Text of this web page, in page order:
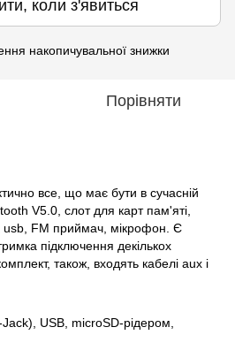
коли з'явиться
накопичувальної знижки
Порівняти
все, що має бути в сучасній
V5.0, слот для карт пам'яті,
usb, FM приймач, мікрофон. Є
підключення декількох
також, входять кабелі aux і
USB, microSD-рідером,